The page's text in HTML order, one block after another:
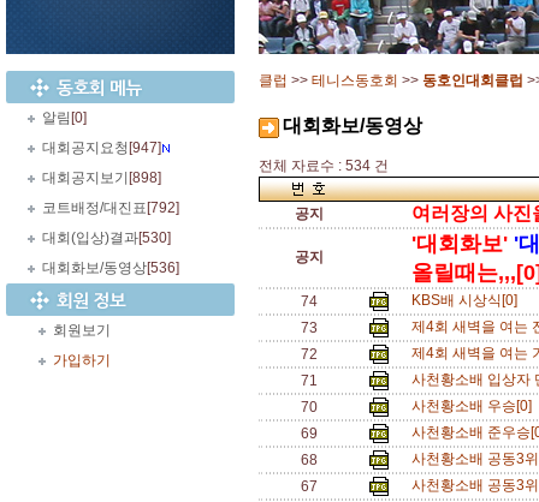
알림 [0]
대회공지요청 [947]
대회공지보기 [898]
코트배정/대진표 [792]
대회(입상)결과[530]
대회화보/동영상[536]
회원보기
가입하기
클럽 >> 테니스동호회 >> 동호인대회클럽
대회화보/동영상
전체 자료수 : 534 건
공지 여러장의 사진
공지
'대회화보' '
올릴때는
74
KBS배 시상식[0]
73
제4회 새벽을 여는
72
제4회 새벽을 여는
71
사천황소배 입상자
70
사천황소배 우승[0]
69
사천황소배 준우
68
사천황소배 공동3
67
사천황소배 공동3